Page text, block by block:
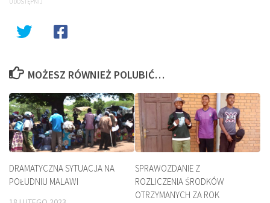
MOŻESZ RÓWNIEŻ POLUBIĆ…
DRAMATYCZNA SYTUACJA NA
POŁUDNIU MALAWI
SPRAWOZDANIE Z
ROZLICZENIA ŚRODKÓW
OTRZYMANYCH ZA ROK